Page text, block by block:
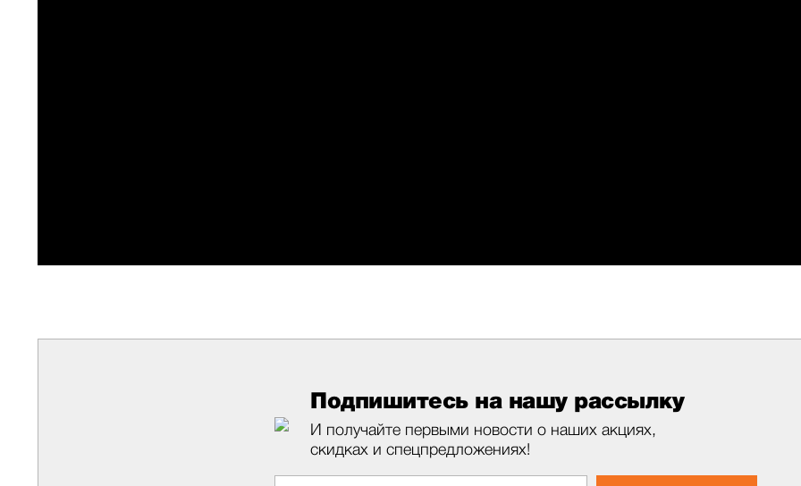
Подпишитесь на нашу рассылку
И получайте первыми новости о наших акциях,
скидках и спецпредложениях!